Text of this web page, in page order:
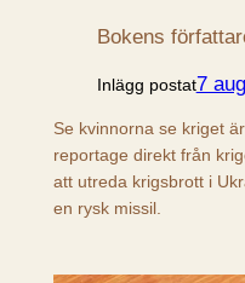
Bokens
Inlägg postat7
Se kvinnorna se kriget
reportage direkt från
att utreda krigsbrott i
en rysk missil.